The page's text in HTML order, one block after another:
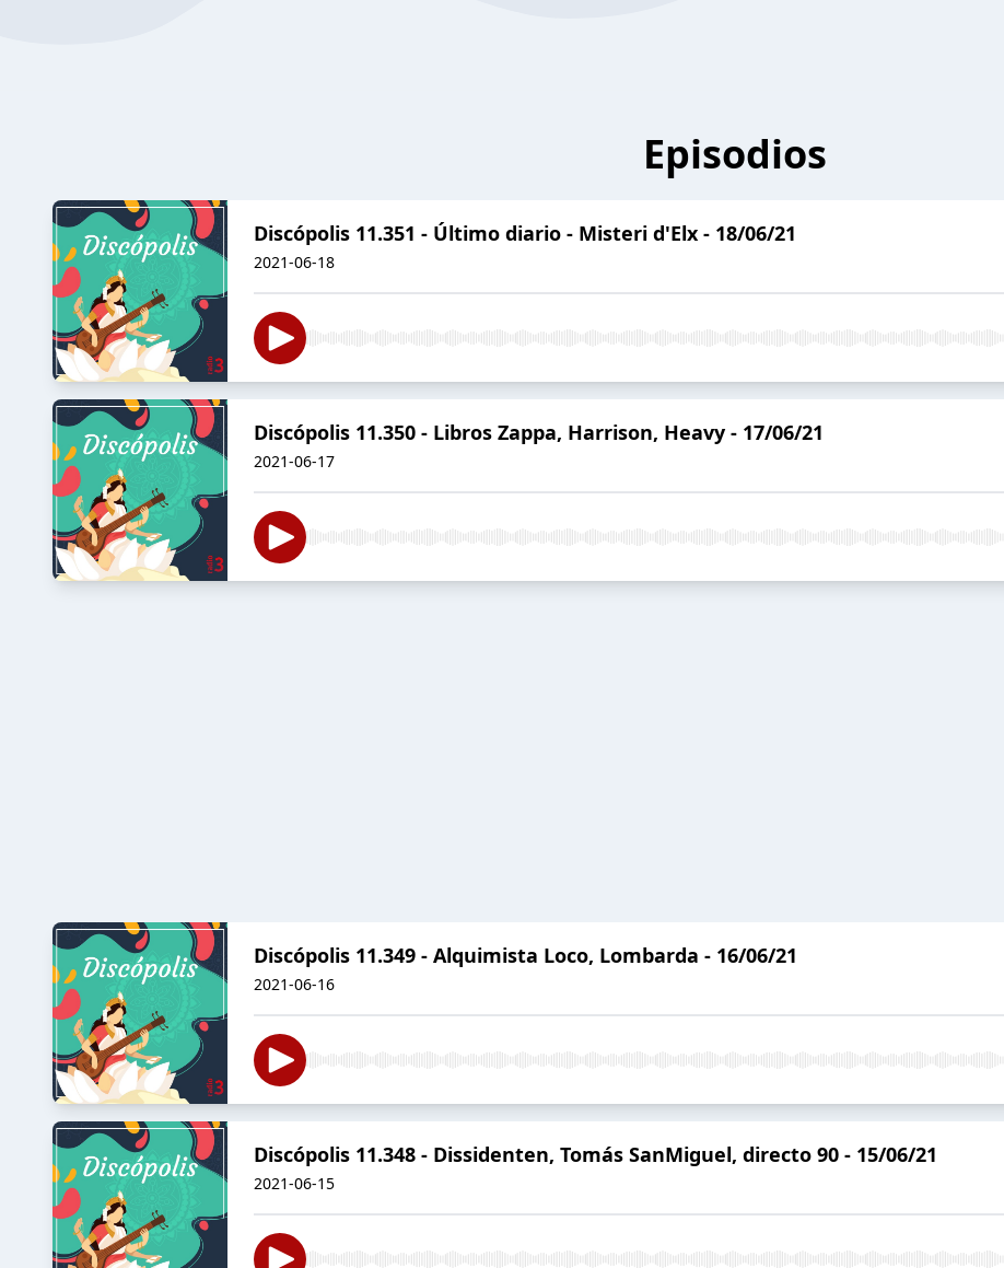
Episodios
Discópolis 11.351 - Último diario - Misteri d'Elx - 18/06/21
2021-06-18
Discópolis 11.350 - Libros Zappa, Harrison, Heavy - 17/06/21
2021-06-17
Discópolis 11.349 - Alquimista Loco, Lombarda - 16/06/21
2021-06-16
Discópolis 11.348 - Dissidenten, Tomás SanMiguel, directo 90 - 15/06/21
2021-06-15